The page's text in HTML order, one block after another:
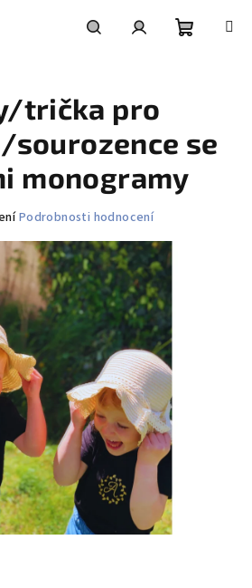
trička pro
sourozence se
monogramy
Podrobnosti hodnocení